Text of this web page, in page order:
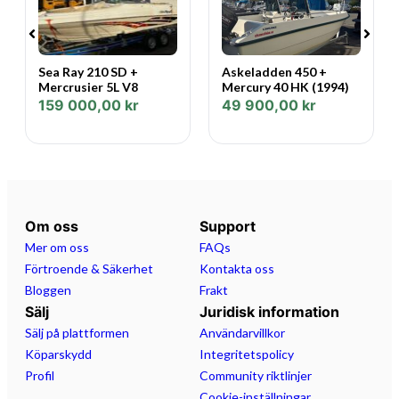
Sea Ray 210 SD +
Mercrusier 5L V8
159 000,00 kr
Askeladden 450 +
Mercury 40 HK (1994)
49 900,00 kr
Om oss
Mer om oss
Förtroende & Säkerhet
Bloggen
Support
FAQs
Kontakta oss
Frakt
Sälj
Sälj på plattformen
Köparskydd
Profil
Juridisk information
Användarvillkor
Integritetspolicy
Community riktlinjer